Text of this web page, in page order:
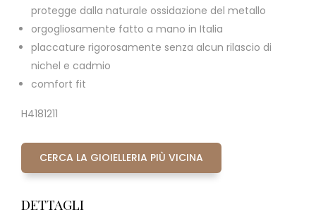
protegge dalla naturale ossidazione del metallo
orgogliosamente fatto a mano in Italia
placcature rigorosamente senza alcun rilascio di
nichel e cadmio
comfort fit
H4181211
CERCA LA GIOIELLERIA PIÙ VICINA
DETTAGLI